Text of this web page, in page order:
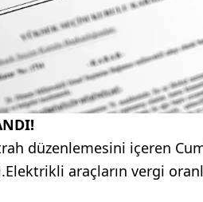
düzenlemesini içeren
araçların vergi